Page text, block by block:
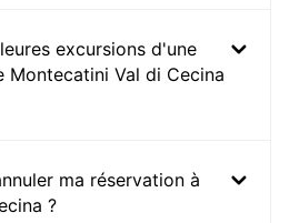
excursions d'une
Montecatini Val di Cecina
ma réservation à
?